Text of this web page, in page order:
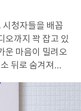
시청자들을 배꼽
오까지 꽉 잡고 있
운 마음이 밀려오
뒤로 숨겨져있
위해 노력했던 그
음의 예술로 승